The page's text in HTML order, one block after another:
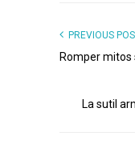
PREVIOUS
Romper mitos
La sutil